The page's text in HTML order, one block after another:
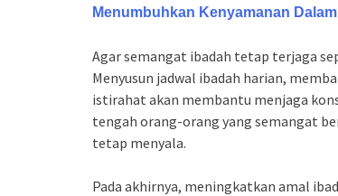
Menumbuhkan Kenyamanan
Agar semangat ibadah tetap terjaga
Menyusun jadwal ibadah harian,
istirahat akan membantu menjaga
tengah orang-orang yang semangat
tetap menyala.
Pada akhirnya, meningkatkan amal